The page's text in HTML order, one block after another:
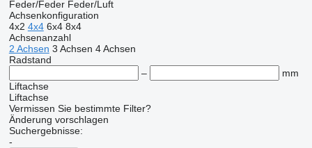
Feder/Feder Feder/Luft
Achsenkonfiguration
4x2 4x4 6x4 8x4
Achsenanzahl
2 Achsen 3 Achsen 4 Achsen
Radstand
–
mm
Liftachse
Liftachse
Vermissen Sie bestimmte Filter?
Änderung vorschlagen
Suchergebnisse:
-